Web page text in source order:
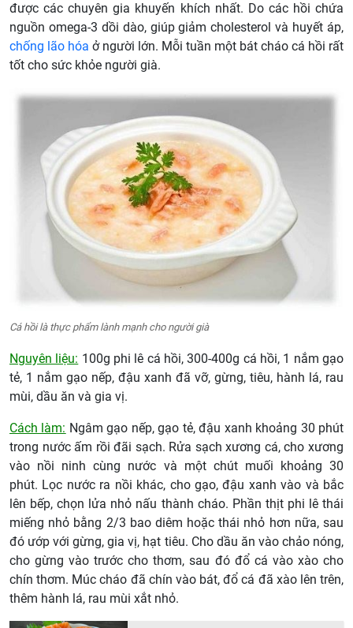
được các chuyên gia khuyến khích nhất. Do các hồi chứa
nguồn omega-3 dồi dào, giúp giảm cholesterol và huyết áp,
chống lão hóa ở người lớn. Mỗi tuần một bát cháo cá hồi rất
tốt cho sức khỏe người già.
Cá hồi là thực phẩm lành mạnh cho người già
Nguyên liệu: 100g phi lê cá hồi, 300-400g cá hồi, 1 nắm gạo
tẻ, 1 nắm gạo nếp, đậu xanh đã vỡ, gừng, tiêu, hành lá, rau
mùi, dầu ăn và gia vị.
Cách làm: Ngâm gạo nếp, gạo tẻ, đậu xanh khoảng 30 phút
trong nước ấm rồi đãi sạch. Rửa sạch xương cá, cho xương
vào nồi ninh cùng nước và một chút muối khoảng 30
phút. Lọc nước ra nồi khác, cho gạo, đậu xanh vào và bắc
lên bếp, chọn lửa nhỏ nấu thành cháo. Phần thịt phi lê thái
miếng nhỏ bằng 2/3 bao diêm hoặc thái nhỏ hơn nữa, sau
đó ướp với gừng, gia vị, hạt tiêu. Cho dầu ăn vào chảo nóng,
cho gừng vào trước cho thơm, sau đó đổ cá vào xào cho
chín thơm. Múc cháo đã chín vào bát, đổ cá đã xào lên trên,
thêm hành lá, rau mùi xắt nhỏ.